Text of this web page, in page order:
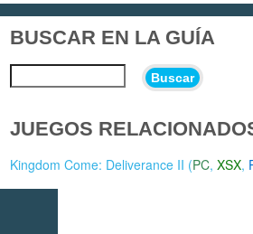
BUSCAR EN LA GUÍA
Buscar
JUEGOS
Kingdom Come: Deliverance II (PC,XSX,